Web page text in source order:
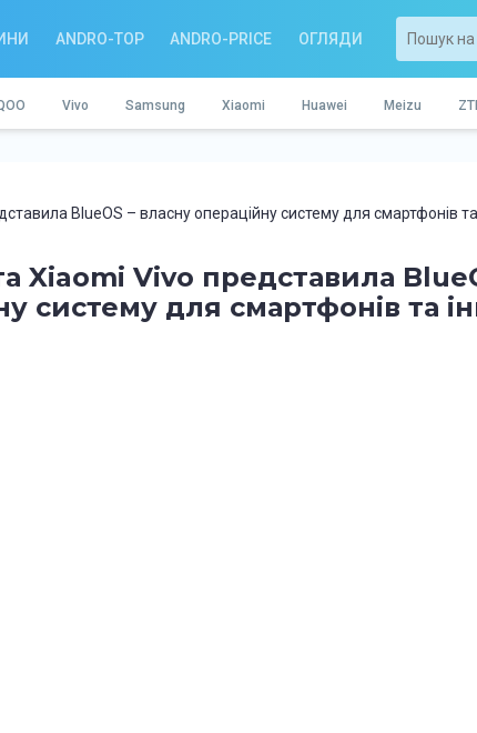
ANDRO-TOP ANDRO-PRICE ОГЛЯДИ
Vivo Samsung Xiaomi Huawei Meizu
BlueOS – власну операційну систему для смартфонів
Xiaomi Vivo представила
систему для смартфонів та